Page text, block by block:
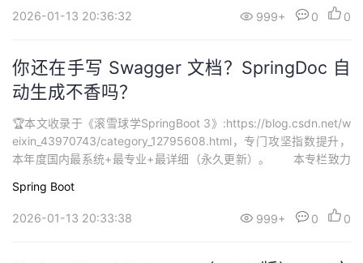
习。...
2026-01-13 20:36:32 999+ 0 0
你还在手写 Swagger 文档？SpringDoc 自
动生成不香吗？
🏆本文收录于《滚雪球学SpringBoot 3》:https://blog.csdn.net/w
eixin_43970743/category_12795608.html，专门攻坚指数提升，
本年度国内最系统+最专业+最详细（永久更新）。 本专栏致力
网独家首发，打造精品专栏，专栏持续更新中…欢迎大家订阅持续学
习。...
Spring Boot
2026-01-13 20:33:38 999+ 0 0